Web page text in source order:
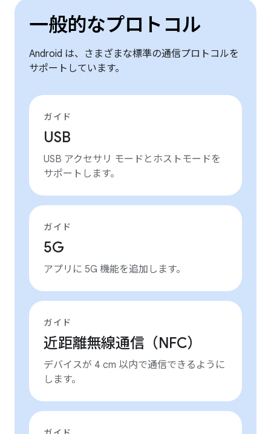
一般的なプロトコル
Android は、さまざまな標準の通信プロトコルを
サポートしています。
ガイド
USB
USB アクセサリ モードとホストモードを
サポートします。
ガイド
5G
アプリに 5G 機能を追加します。
ガイド
近距離無線通信（NFC）
デバイスが 4 cm 以内で通信できるように
します。